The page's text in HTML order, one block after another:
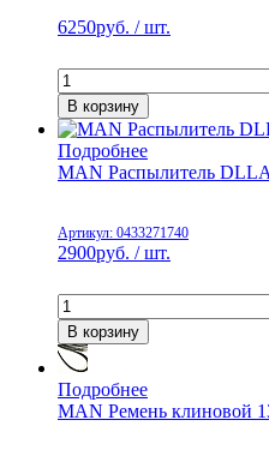
6250руб. / шт.
В корзину
Подробнее
MAN Распылитель
Артикул: 0433271740
2900руб. / шт.
В корзину
Подробнее
MAN Ремень клиновой